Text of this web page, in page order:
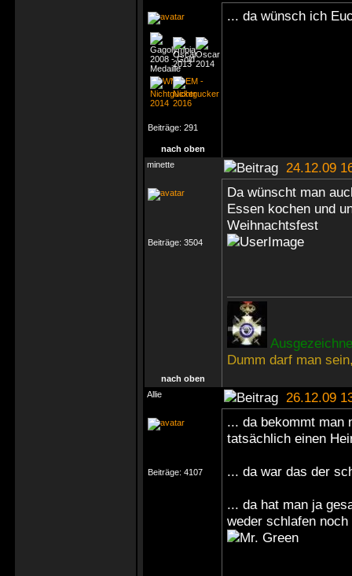
Beiträge: 291
... da wünsch ich
nach oben
minette
24.12.09
Beiträge: 3504
Da wünscht man
Essen kochen und
Weihnachtsfest
Dumm darf man
nach oben
Allie
26.12.09
Beiträge: 4107
... da bekommt man
tatsächlich einen
... da war das der
... da hat man ja
weder schlafen